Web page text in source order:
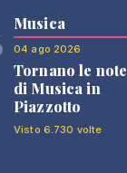
Musica
04 ago 2026
Tornano le note
di Musica in
Piazzotto
Visto 6.730 volte